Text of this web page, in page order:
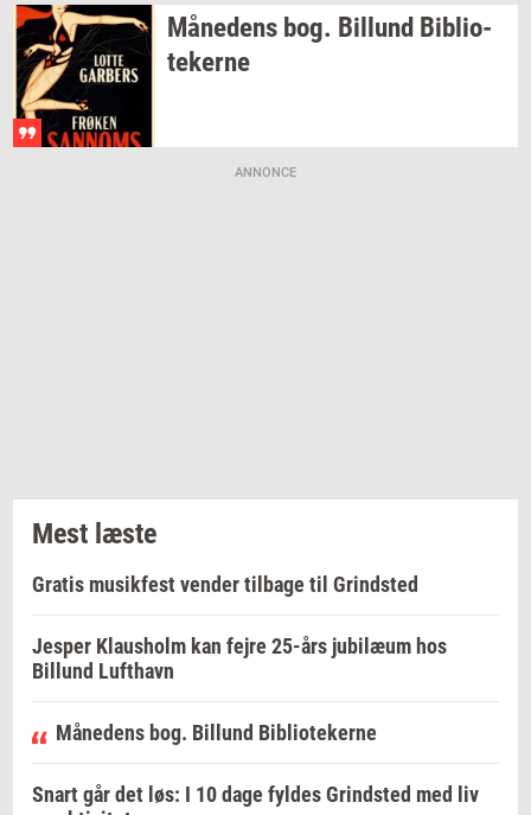
Må­ne­dens bog. Bil­lund Bi­bli­o­
te­ker­ne
ANNONCE
Mest læste
Gratis musikfest vender tilbage til Grindsted
Jesper Klausholm kan fejre 25-års jubilæum hos
Billund Lufthavn
Månedens bog. Billund Bibliotekerne
Snart går det løs: I 10 dage fyldes Grindsted med liv